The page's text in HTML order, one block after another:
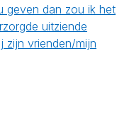
geven dan zou ik het
uitziende
zijn vrienden/mijn